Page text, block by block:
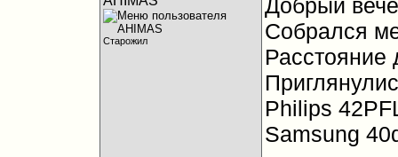
Старожил
Добрый
Собрался
Расстояние
Philips
Samsung